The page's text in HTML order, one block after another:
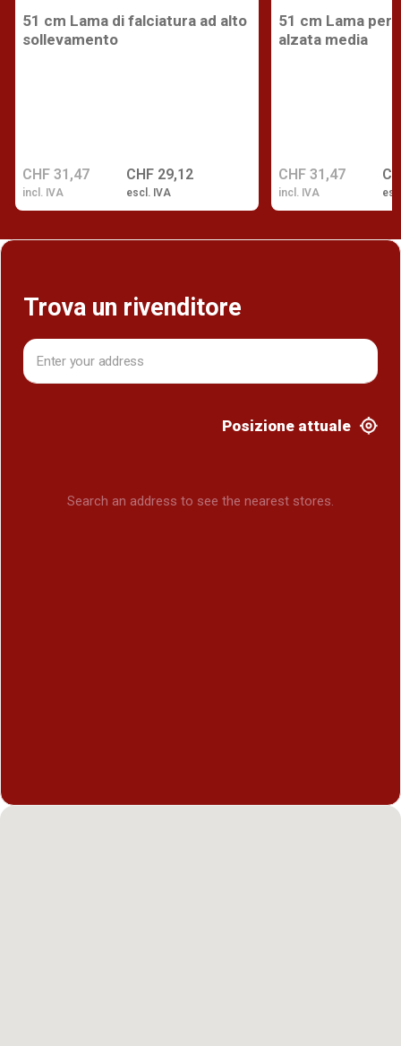
51 cm Lama di falciatura ad alto
sollevamento
CHF 29,12
escl. IVA
CHF 31,47
incl. IVA
51 cm Lama per
alzata media
CHF 31,47
incl. IVA
Trova un rivenditore
Posizione attuale
Search an address to see the nearest stores.